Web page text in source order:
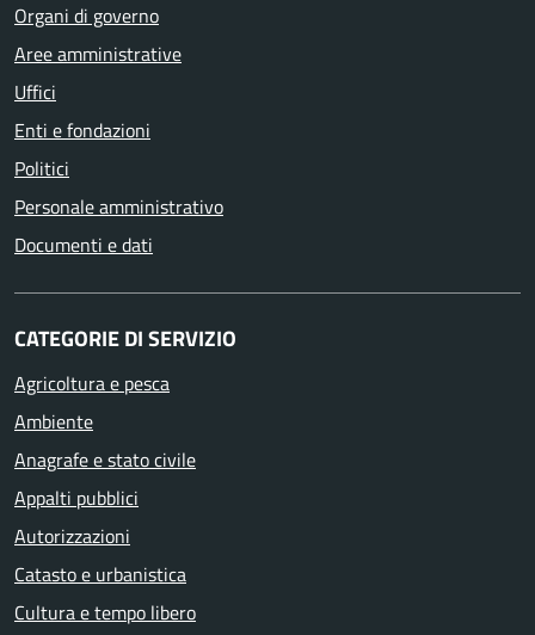
Organi di governo
Aree amministrative
Uffici
Enti e fondazioni
Politici
Personale amministrativo
Documenti e dati
CATEGORIE DI SERVIZIO
Agricoltura e pesca
Ambiente
Anagrafe e stato civile
Appalti pubblici
Autorizzazioni
Catasto e urbanistica
Cultura e tempo libero